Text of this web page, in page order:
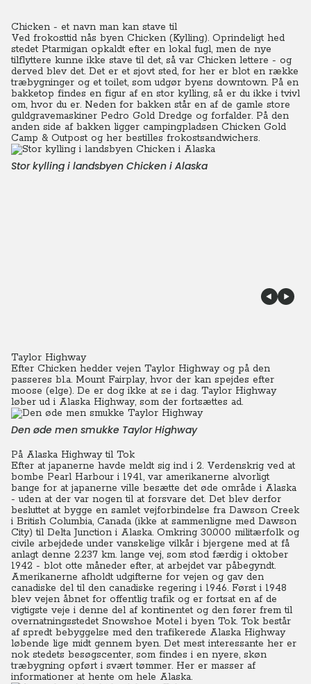
Chicken - et navn man kan stave til
Ved frokosttid nås byen Chicken (Kylling). Oprindeligt hed
stedet Ptarmigan opkaldt efter en lokal fugl, men de nye
tilflyttere kunne ikke stave til det, så var Chicken lettere - og
derved blev det. Det er et sjovt sted, for her er blot en række
træbygninger og et toilet, som udgør byens downtown. På en
bakketop findes en figur af en stor kylling, så er du ikke i tvivl
om, hvor du er. Neden for bakken står en af de gamle store
guldgravemaskiner Pedro Gold Dredge og forfalder. På den
anden side af bakken ligger campingpladsen Chicken Gold
Camp & Outpost og her bestilles frokostsandwichers.
Stor kylling i landsbyen Chicken i Alaska
Taylor Highway
Efter Chicken hedder vejen Taylor Highway og på den
passeres bl.a. Mount Fairplay, hvor der kan spejdes efter
moose (elge). De er dog ikke at se i dag. Taylor Highway
løber ud i Alaska Highway, som der fortsættes ad.
Den øde men smukke Taylor Highway
På Alaska Highway til Tok
Efter at japanerne havde meldt sig ind i 2. Verdenskrig ved at
bombe Pearl Harbour i 1941, var amerikanerne alvorligt
bange for at japanerne ville besætte det øde område i Alaska
- uden at der var nogen til at forsvare det. Det blev derfor
besluttet at bygge en samlet vejforbindelse fra Dawson Creek
i British Columbia, Canada (ikke at sammenligne med Dawson
City) til Delta Junction i Alaska. Omkring 30.000 militærfolk og
civile arbejdede under vanskelige vilkår i bjergene med at få
anlagt denne 2.237 km. lange vej, som stod færdig i oktober
1942 - blot otte måneder efter, at arbejdet var påbegyndt.
Amerikanerne afholdt udgifterne for vejen og gav den
canadiske del til den canadiske regering i 1946. Først i 1948
blev vejen åbnet for offentlig trafik og er fortsat en af de
vigtigste veje i denne del af kontinentet og den fører frem til
overnatningsstedet Snowshoe Motel i byen Tok. Tok består
af spredt bebyggelse med den trafikerede Alaska Highway
løbende lige midt gennem byen. Det mest interessante her er
nok stedets besøgscenter, som findes i en nyere, skøn
træbygning opført i svært tømmer. Her er masser af
informationer at hente om hele Alaska.